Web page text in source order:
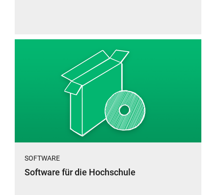
SOFTWARE
Software für die Hochschule